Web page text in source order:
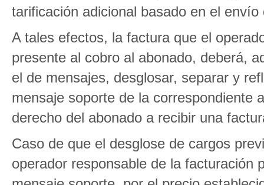
tarificación adicional basado en el envío
A tales efectos, la factura que el
presente al cobro al abonado, deberá,
el de mensajes, desglosar, separar y
mensaje soporte de la correspondiente
derecho del abonado a recibir una
Caso de que el desglose de cargos
operador responsable de la facturación